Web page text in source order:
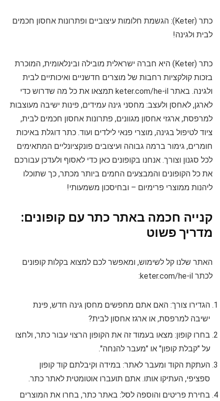
כתר (Keter): הגשמת חלומות עיצוביים ופתרונות אחסון חכמים
לבית ולגינה!
כתר (Keter) היא חברה ישראלית מובילה ובינלאומית, המוכרת
בזכות קולקציות רחבות של מוצרים חדשניים ואיכותיים לבית
ולגינה. באתר keter.com/he-il תמצאו את כל מה שדרוש כדי
לארגן, לאחסן ולעצב: מחסני גינה עמידים, פינות ישיבה מעוצבות
למרפסת, ארגזי אחסון מגוונים, פתרונות אחסון חכמים לבית,
ציוד לטיפול בגינה, מוצרי פנאי לילדים ועוד. כתר דוגלת באיכות
חומרים, גימור ברמה גבוהה ועיצובים פונקציונליים המתאימים
לכל סגנון וצורך. אנחנו בקופונים כאן כדי לאסוף ולעדכן עבורכם
את כל הקופונים והמבצעים החמים ביותר מכתר, כך שתוכלו
ליהנות ממוצרי פרימיום – ובחיסכון משמעותי!
קנייה חכמה באתר כתר עם קופונים:
מדריך פשוט
האתר שלנו קל לשימוש, ומאפשר לכם למצוא בקלות קופונים
לכתר keter.com/he-il:
הגדירו צורך: האם אתם מחפשים מחסן גינה חדש, פינת
ישיבה למרפסת, או ארגז אחסון לבית?
בחרו קופון: מצאו בעמוד זה את הקופון הרצוי עבור כתר, ולחצו
על "קבלת קופון" או "מעבר להנחה".
העתקת הקוד ומעבר לאתר: במידה וקיבלתם קוד קופון
ספציפי, העתיקו אותו. אתם תועברו אוטומטית לאתר כתר.
בחירת פריטים והוספה לסל: באתר כתר, בחרו את המוצרים